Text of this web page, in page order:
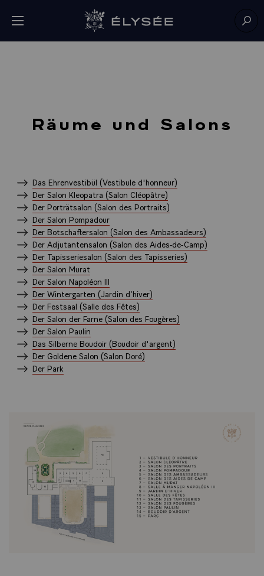
Menü öffnen Zur Startseite
Räume und Salons
Das Ehrenvestibül (Vestibule d'honneur)
Der Salon Kleopatra (Salon Cléopâtre)
Der Porträtsalon (Salon des Portraits)
Der Salon Pompadour
Der Botschaftersalon (Salon des Ambassadeurs)
Der Adjutantensalon (Salon des Aides-de-Camp)
Der Tapisseriesalon (Salon des Tapisseries)
Der Salon Murat
Der Salon Napoléon III
Der Wintergarten (Jardin d‘hiver)
Der Festsaal (Salle des Fêtes)
Der Salon der Farne (Salon des Fougères)
Der Salon Paulin
Das Silberne Boudoir (Boudoir d'argent)
Der Goldene Salon (Salon Doré)
Der Park